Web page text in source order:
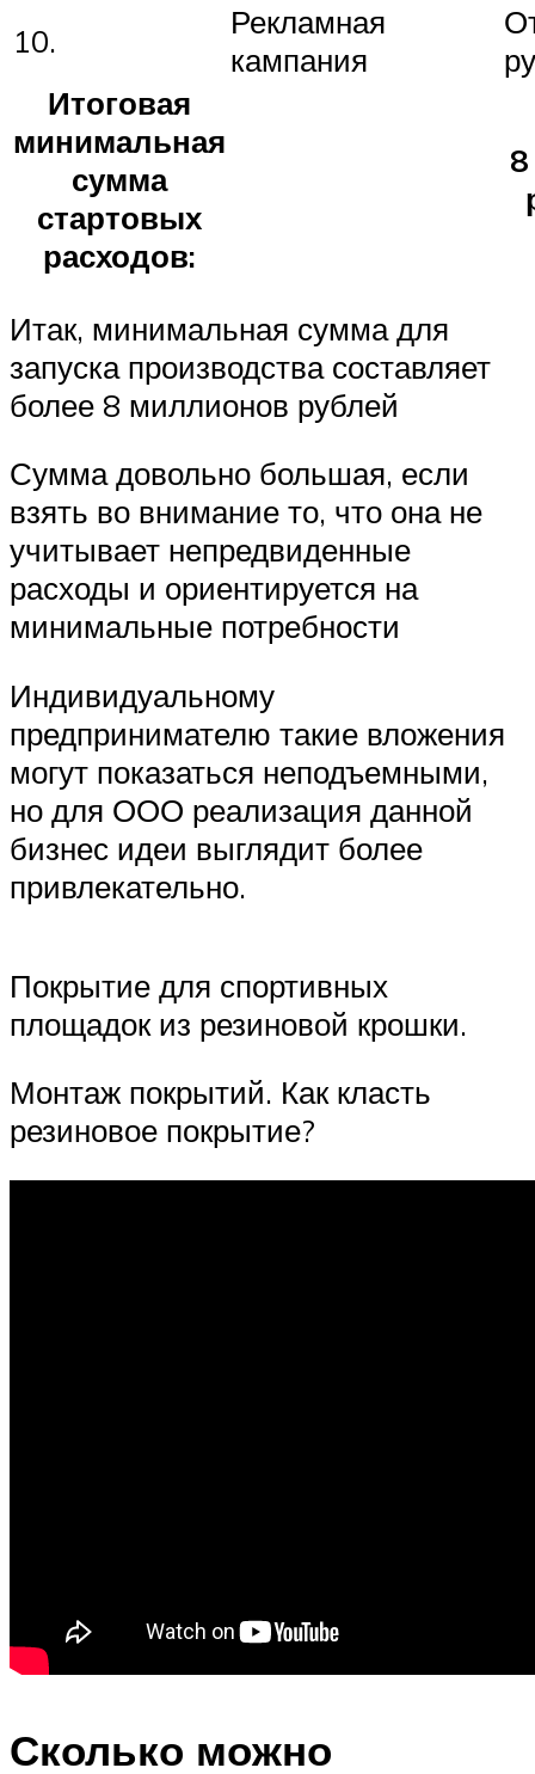
Итоговая
минимальная
сумма
стартовых
расходов:
10.
Рекламная
кампания
Итак, минимальная сумма для
запуска производства составляет
более 8 миллионов рублей
Сумма довольно большая, если
взять во внимание то, что она не
учитывает непредвиденные
расходы и ориентируется на
минимальные потребности
Индивидуальному
предпринимателю такие вложения
могут показаться неподъемными,
но для ООО реализация данной
бизнес идеи выглядит более
привлекательно.
Покрытие для спортивных
площадок из резиновой крошки.
Монтаж покрытий. Как класть
резиновое покрытие?
Сколько можно